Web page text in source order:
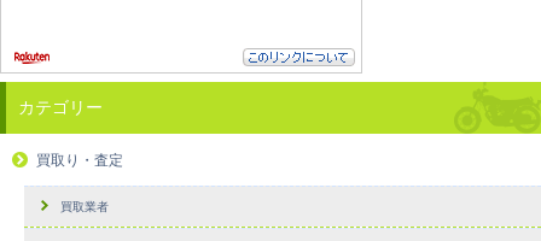
カテゴリー
買取り・査定
買取業者